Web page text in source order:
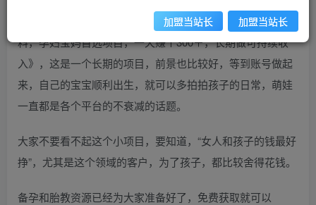
今天给大家带来的项目是《小红书备孕指南和胎教音乐资
料，孕妇宝妈首选项目，一天赚个300＋，长期做可持续收
入》，这是一个长期的项目，前景也比较好，等到账号做起
来，自己的宝宝顺利出生，就可以多拍拍孩子的日常，萌娃
一直都是各个平台的不衰减的话题。
大家不要看不起这个小项目，要知道，“女人和孩子的钱最好
挣”，尤其是这个领域的客户，为了孩子，都比较舍得花钱。
备孕和胎教资源已经为大家准备好了，免费获取就可以
加盟当站长 加盟当站长